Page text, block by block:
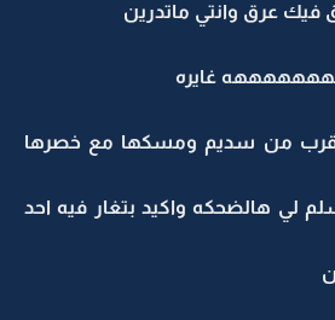
عرق وانتي ماتدرين
غايره
من سديم ومسكها مع خصرها
واكيد بتغار فيه احد